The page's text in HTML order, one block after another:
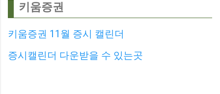
키움증권
키움증권 11월 증시 캘린더
증시캘린더 다운받을 수 있는곳